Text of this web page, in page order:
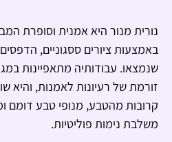
נורית מנור היא אמנית וסופרת
באמצעות ציורים ססגוניים,
שנמצאו. עבודותיה מתאפיינות
זורמת של רעיונות לאמנות, והיא
קרובות מהטבע, מנופי טבע דומם
משלבת נימות פוליטיות.